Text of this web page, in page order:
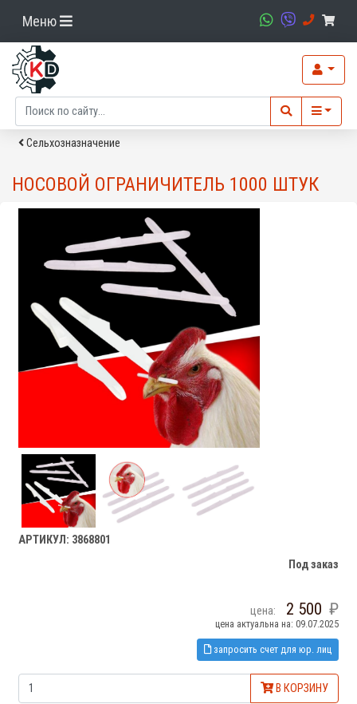
Меню
Сельхозназначение
НОСОВОЙ ОГРАНИЧИТЕЛЬ 1000 ШТУК
АРТИКУЛ: 3868801
Под заказ
цена: 2 500
цена актуальна на: 09.07.2025
запросить счет для юр. лиц
В КОРЗИНУ